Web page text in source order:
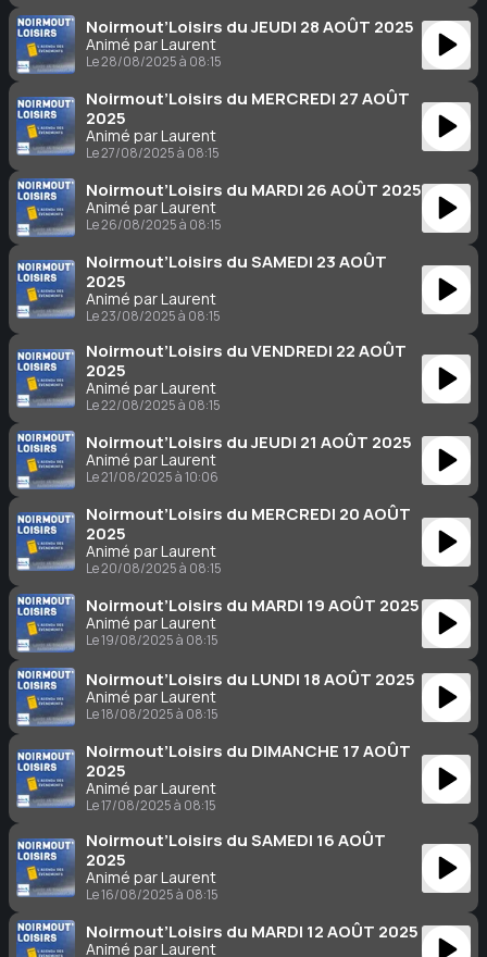
Noirmout’Loisirs du JEUDI 28 AOÛT 2025
Animé par Laurent
Le 28/08/2025 à 08:15
Noirmout’Loisirs du MERCREDI 27 AOÛT
2025
Animé par Laurent
Le 27/08/2025 à 08:15
Noirmout’Loisirs du MARDI 26 AOÛT 2025
Animé par Laurent
Le 26/08/2025 à 08:15
Noirmout’Loisirs du SAMEDI 23 AOÛT
2025
Animé par Laurent
Le 23/08/2025 à 08:15
Noirmout’Loisirs du VENDREDI 22 AOÛT
2025
Animé par Laurent
Le 22/08/2025 à 08:15
Noirmout’Loisirs du JEUDI 21 AOÛT 2025
Animé par Laurent
Le 21/08/2025 à 10:06
Noirmout’Loisirs du MERCREDI 20 AOÛT
2025
Animé par Laurent
Le 20/08/2025 à 08:15
Noirmout’Loisirs du MARDI 19 AOÛT 2025
Animé par Laurent
Le 19/08/2025 à 08:15
Noirmout’Loisirs du LUNDI 18 AOÛT 2025
Animé par Laurent
Le 18/08/2025 à 08:15
Noirmout’Loisirs du DIMANCHE 17 AOÛT
2025
Animé par Laurent
Le 17/08/2025 à 08:15
Noirmout’Loisirs du SAMEDI 16 AOÛT
2025
Animé par Laurent
Le 16/08/2025 à 08:15
Noirmout’Loisirs du MARDI 12 AOÛT 2025
Animé par Laurent